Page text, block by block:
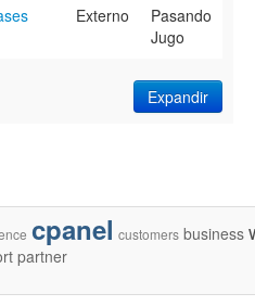
Externo
Pasando
Jugo
Expandir
cpanel customers business
partner